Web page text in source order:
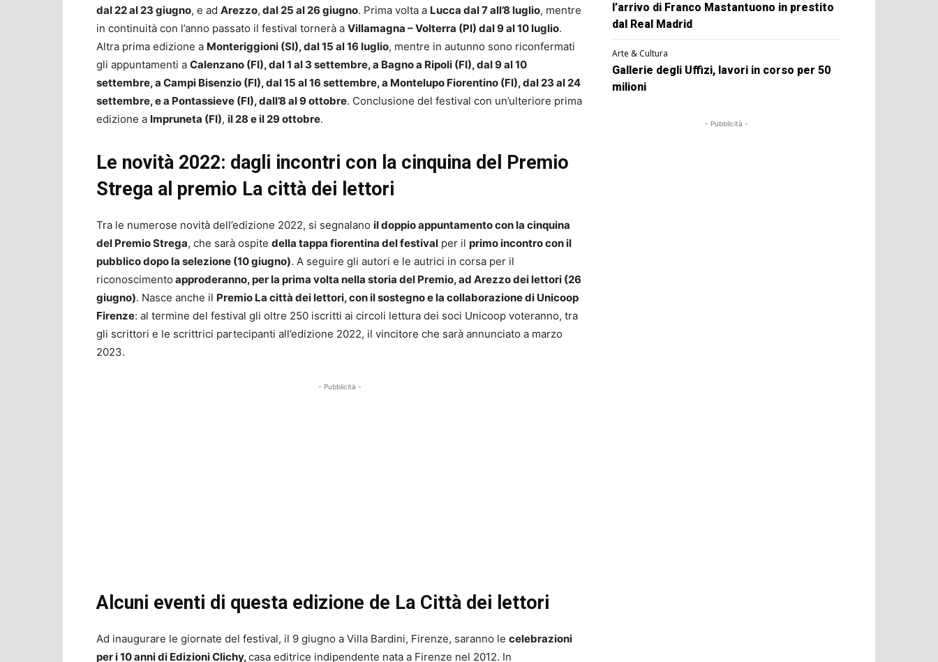
dal 22 al 23 giugno, e ad Arezzo, dal 25 al 26 giugno. Prima volta a Lucca dal 7 all’8 luglio, mentre
in continuità con l’anno passato il festival tornerà a Villamagna – Volterra (PI) dal 9 al 10 luglio.
Altra prima edizione a Monteriggioni (SI), dal 15 al 16 luglio, mentre in autunno sono riconfermati
gli appuntamenti a Calenzano (FI), dal 1 al 3 settembre, a Bagno a Ripoli (FI), dal 9 al 10
settembre, a Campi Bisenzio (FI), dal 15 al 16 settembre, a Montelupo Fiorentino (FI), dal 23 al 24
settembre, e a Pontassieve (FI), dall’8 al 9 ottobre. Conclusione del festival con un’ulteriore prima
edizione a Impruneta (FI), il 28 e il 29 ottobre.
Le novità 2022: dagli incontri con la cinquina del Premio
Strega al premio La città dei lettori
Tra le numerose novità dell’edizione 2022, si segnalano il doppio appuntamento con la cinquina
del Premio Strega, che sarà ospite della tappa fiorentina del festival per il primo incontro con il
pubblico dopo la selezione (10 giugno). A seguire gli autori e le autrici in corsa per il
riconoscimento approderanno, per la prima volta nella storia del Premio, ad Arezzo dei lettori (26
giugno). Nasce anche il Premio La città dei lettori, con il sostegno e la collaborazione di Unicoop
Firenze: al termine del festival gli oltre 250 iscritti ai circoli lettura dei soci Unicoop voteranno, tra
gli scrittori e le scrittrici partecipanti all’edizione 2022, il vincitore che sarà annunciato a marzo
2023.
- Pubblicità -
Alcuni eventi di questa edizione de La Città dei lettori
Ad inaugurare le giornate del festival, il 9 giugno a Villa Bardini, Firenze, saranno le celebrazioni
per i 10 anni di Edizioni Clichy,casa editrice indipendente nata a Firenze nel 2012. In
l’arrivo di Franco Mastantuono in prestito
dal Real Madrid
Arte & Cultura
Gallerie degli Uffizi, lavori in corso per 50
milioni
- Pubblicità -